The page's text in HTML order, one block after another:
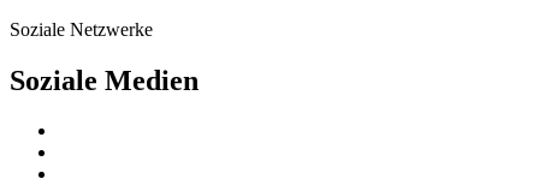
Soziale Netzwerke
Soziale Medien